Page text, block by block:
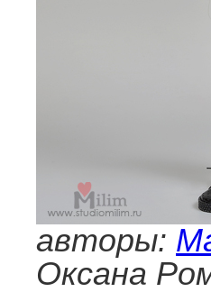
авторы:
Оксана